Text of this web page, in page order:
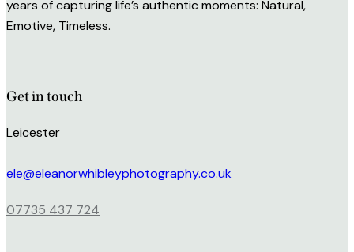
years of capturing life’s authentic moments: Natural,
Emotive, Timeless.
Get in touch
Leicester
ele@eleanorwhibleyphotography.co.uk
07735 437 724